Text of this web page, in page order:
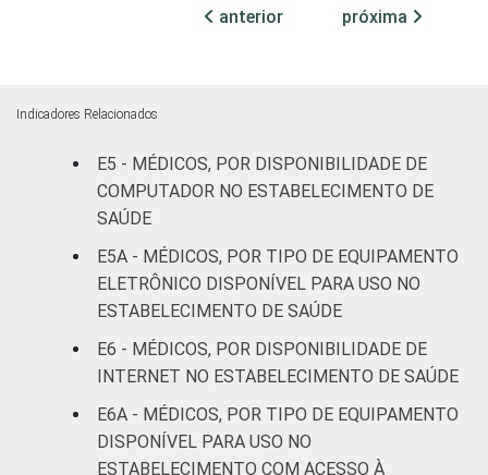
leitos)
50 leitos)
diagnose e
terapia
-
IDENTIFICAÇÃO DE
UNIDADE BÁSICA
UBS 29
FAIXA ETÁRIA
Até 35
anterior próxima
Indicadores Relacionados
E5 - MÉDICOS, POR DISPONIBILIDADE DE
COMPUTADOR NO ESTABELECIMENTO DE
SAÚDE
E5A - MÉDICOS, POR TIPO DE EQUIPAMENTO
ELETRÔNICO DISPONÍVEL PARA USO NO
ESTABELECIMENTO DE SAÚDE
E6 - MÉDICOS, POR DISPONIBILIDADE DE
INTERNET NO ESTABELECIMENTO DE SAÚDE
E6A - MÉDICOS, POR TIPO DE EQUIPAMENTO
DISPONÍVEL PARA USO NO
ESTABELECIMENTO COM ACESSO À